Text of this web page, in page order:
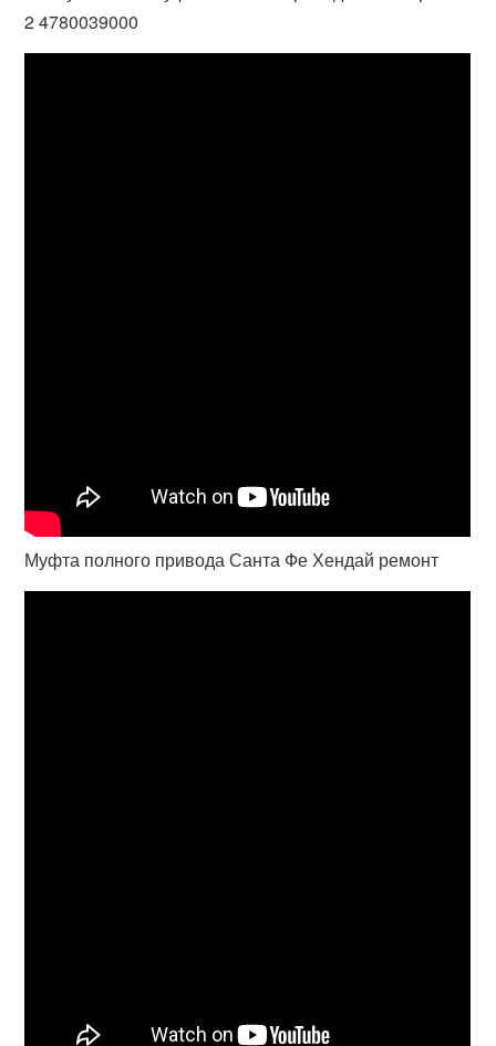
2 4780039000
Муфта полного привода Санта Фе Хендай ремонт